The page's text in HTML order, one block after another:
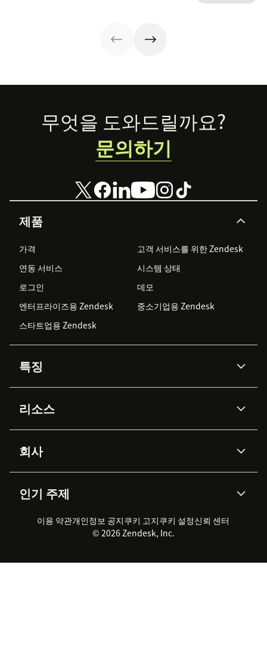
기술을 연마하는
Footer
제품
가격
고객 서비스를 위한 Zendesk
연동 서비스
시스템 상태
로그인
데모
엔터프라이즈용 Zendesk
중소기업용 Zendesk
스타트업용 Zendesk
특징
Zendesk AI
Advanced Data Privacy &
Protection
지식창고
워크포스 관리
실시간 채팅
클라이언트 포털
리소스
API & 개발자
AI 리서치
이벤트 & 웨비나
고객 사례
회사
채용 정보
지속 가능성 보고서
Zendesk Foundation
법적 정보
인기 주제
2026 CX 트렌드
제품 업데이트
고객 서비스 소프트웨어
헬프 데스크 통합 티켓 관리 소
무엇을 도와드릴까요?
문의하기
이용 약관개인정보 공지쿠키 고지쿠키 설정신뢰 센터
© 2026 Zendesk, Inc.